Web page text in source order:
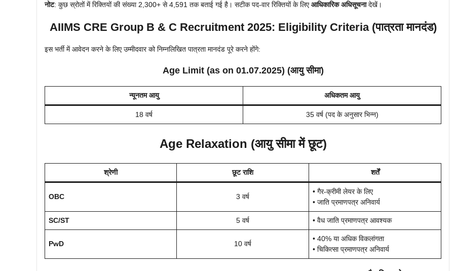
नोट: कुछ स्रोतों में रिक्तियों की संख्या 2,300+ से 4,591 तक बताई गई है। सटीक पद-वार रिक्तियों के लिएआधिकारिक अधिसूचनादेखें।
AIIMS CRE Group B & C Recruitment 2025: Eligibility Criteria (पात्रता मानदंड)
इस भर्ती में आवेदन करने के लिए उम्मीदवार को निम्नलिखित पात्रता मानदंड पूरे करने होंगे:
Age Limit (as on 01.07.2025) (आयु सीमा)
न्यूनतम आयु अधिकतम आयु
18 वर्ष 35 वर्ष (पद के अनुसार भिन्न)
Age Relaxation (आयु सीमा में छूट)
श्रेणी छूट राशि शर्तें
OBC 3 वर्ष
• गैर-क्रीमी लेयर के लिए
• जाति प्रमाणपत्र अनिवार्य
SC/ST 5 वर्ष • वैध जाति प्रमाणपत्र आवश्यक
PwD 10 वर्ष
• 40% या अधिक विकलांगता
• चिकित्सा प्रमाणपत्र अनिवार्य